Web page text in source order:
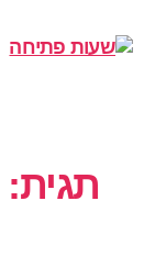
תגית: